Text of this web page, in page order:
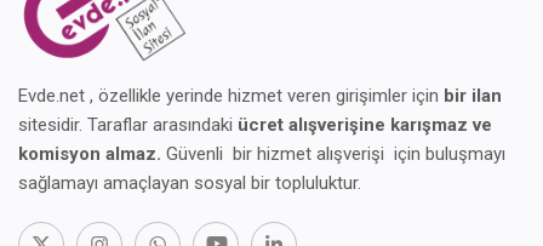
Evde.net , özellikle yerinde hizmet veren girişimler için bir ilan
sitesidir. Taraflar arasındaki ücret alışverişine karışmaz ve
komisyon almaz. Güvenli bir hizmet alışverişi için buluşmayı
sağlamayı amaçlayan sosyal bir topluluktur.